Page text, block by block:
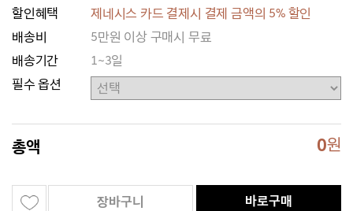
할인혜택
제네시스 카드 결제시 결제 금액의 5% 할인
배송비
5만원 이상 구매시 무료
배송기간
1~3일
필수 옵션
총액 0원
장바구니 바로구매